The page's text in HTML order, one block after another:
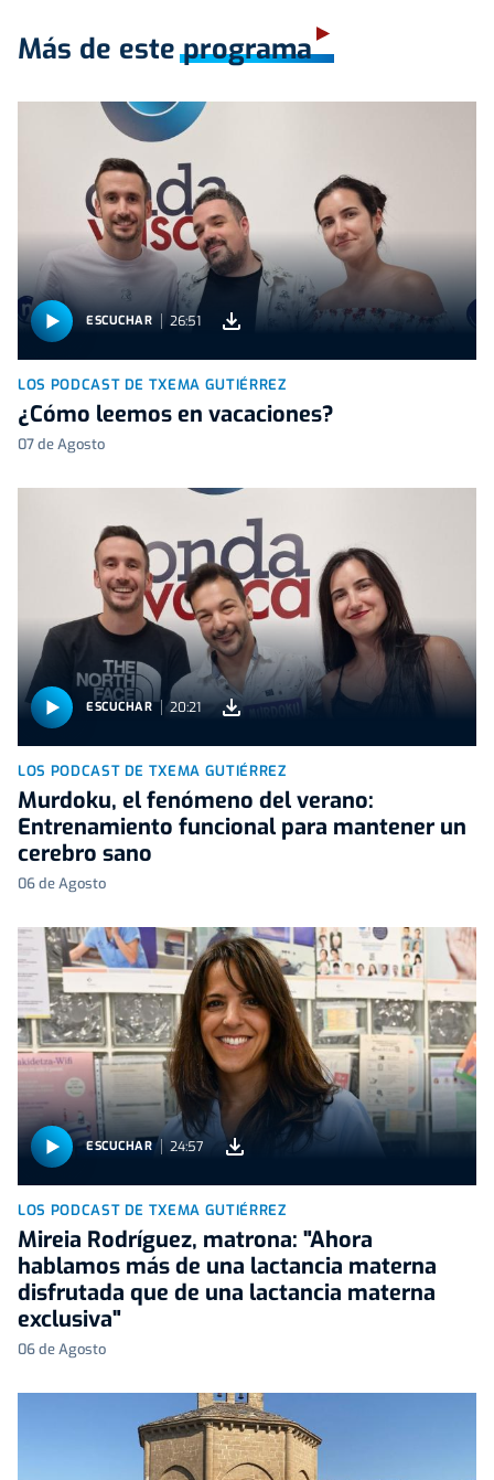
Más de este programa
ESCUCHAR 26:51
LOS PODCAST DE TXEMA GUTIÉRREZ
¿Cómo leemos en vacaciones?
07 de Agosto
ESCUCHAR 20:21
LOS PODCAST DE TXEMA GUTIÉRREZ
Murdoku, el fenómeno del verano:
Entrenamiento funcional para mantener un
cerebro sano
06 de Agosto
ESCUCHAR 24:57
LOS PODCAST DE TXEMA GUTIÉRREZ
Mireia Rodríguez, matrona: "Ahora
hablamos más de una lactancia materna
disfrutada que de una lactancia materna
exclusiva"
06 de Agosto